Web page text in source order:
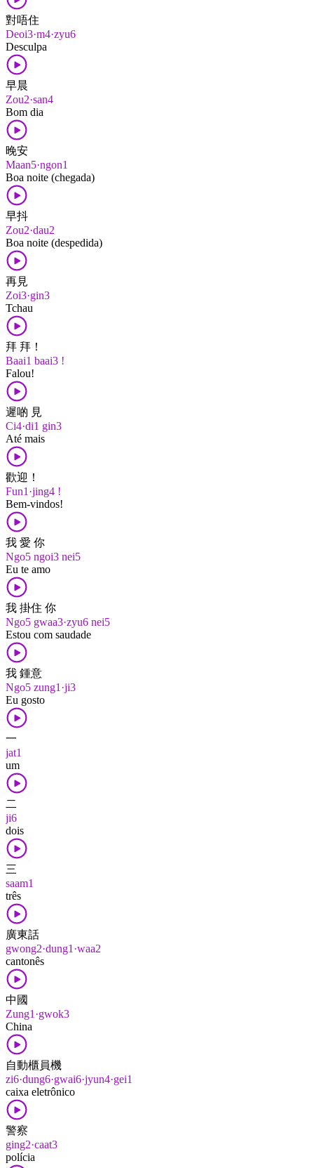
對唔住
Deoi3·m4·zyu6
Desculpa
早晨
Zou2·san4
Bom dia
晚安
Maan5·ngon1
Boa noite (chegada)
早抖
Zou2·dau2
Boa noite (despedida)
再見
Zoi3·gin3
Tchau
拜 拜！
Baai1 baai3 !
Falou!
遲啲 見
Ci4·di1 gin3
Até mais
歡迎！
Fun1·jing4 !
Bem-vindos!
我 愛 你
Ngo5 ngoi3 nei5
Eu te amo
我 掛住 你
Ngo5 gwaa3·zyu6 nei5
Estou com saudade
我 鍾意
Ngo5 zung1·ji3
Eu gosto
一
jat1
um
二
ji6
dois
三
saam1
três
廣東話
gwong2·dung1·waa2
cantonês
中國
Zung1·gwok3
China
自動櫃員機
zi6·dung6·gwai6·jyun4·gei1
caixa eletrônico
警察
ging2·caat3
polícia